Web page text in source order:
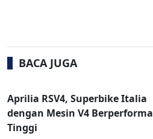
BACA JUGA
Aprilia RSV4, Superbike Italia
dengan Mesin V4 Berperforma
Tinggi